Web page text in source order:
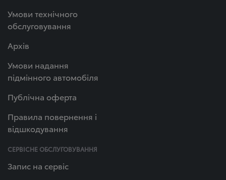
Умови технічного
обслуговування
Архів
Умови надання
підмінного автомобіля
Публічна оферта
Правила повернення і
відшкодування
СЕРВІСНЕ ОБСЛУГОВУВАННЯ
Запис на сервіс